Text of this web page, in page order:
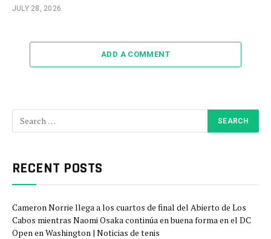
JULY 28, 2026
ADD A COMMENT
RECENT POSTS
Cameron Norrie llega a los cuartos de final del Abierto de Los
Cabos mientras Naomi Osaka continúa en buena forma en el DC
Open en Washington | Noticias de tenis